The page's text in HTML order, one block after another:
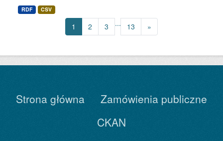
RDF CSV
1 2 3 ... 13 »
Strona główna
Zamówienia publiczne
CKAN